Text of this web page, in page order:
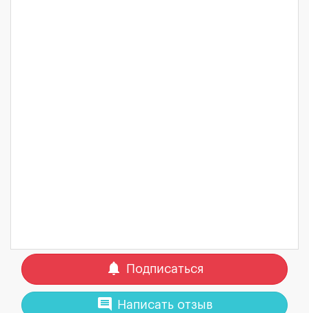
notifications Подписаться
comment Написать отзыв